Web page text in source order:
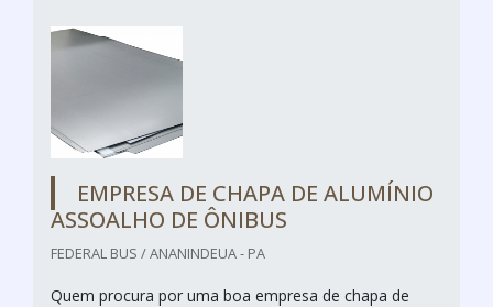
EMPRESA DE CHAPA DE ALUMÍNIO
ASSOALHO DE ÔNIBUS
FEDERAL BUS / ANANINDEUA - PA
Quem procura por uma boa empresa de chapa de